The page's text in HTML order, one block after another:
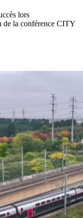
lors
la conférence CITY